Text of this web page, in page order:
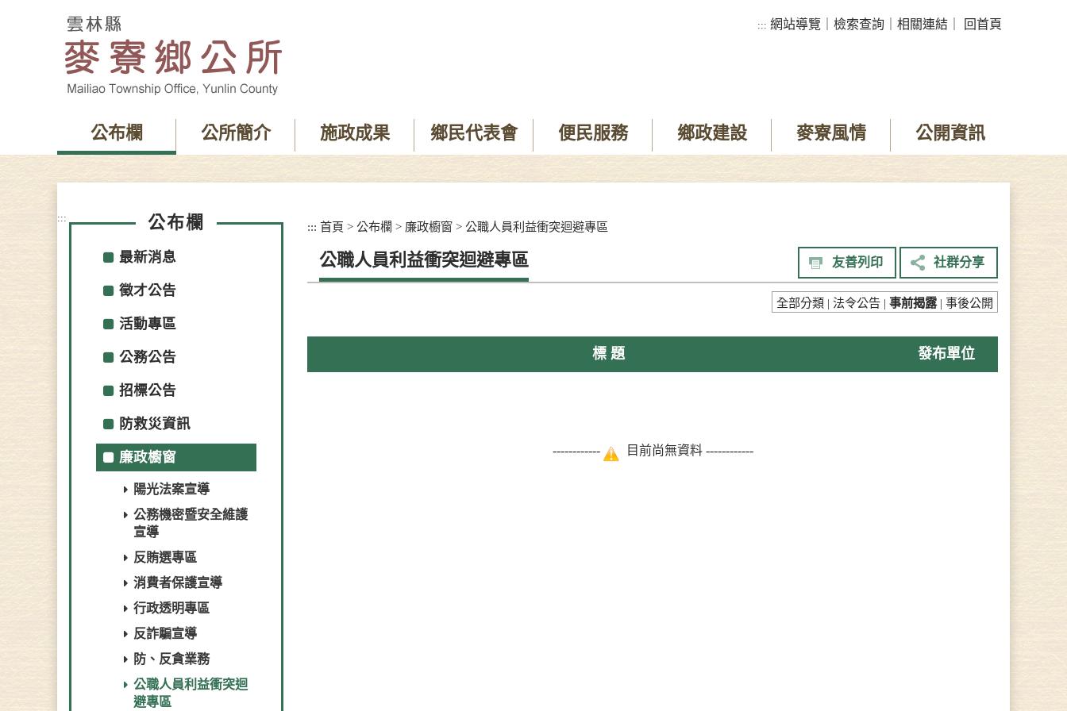
::: 網站導覽 檢索查詢 相關連結 回首頁
公布欄 公所簡介 施政成果 鄉民代表會 便民服務 鄉政建設 麥寮風情 公開資訊
::: 公布欄
最新消息
徵才公告
活動專區
公務公告
招標公告
防救災資訊
廉政櫥窗
陽光法案宣導
公務機密暨安全維護
宣導
反賄選專區
消費者保護宣導
行政透明專區
反詐騙宣導
防、反貪業務
公職人員利益衝突迴
避專區
::: 首頁 > 公布欄 > 廉政櫥窗 > 公職人員利益衝突迴避專區
公職人員利益衝突迴避專區 友善列印 社群分享
全部分類 | 法令公告 | 事前揭露| 事後公開
標 題 發布單位
------------ 目前尚無資料 ------------